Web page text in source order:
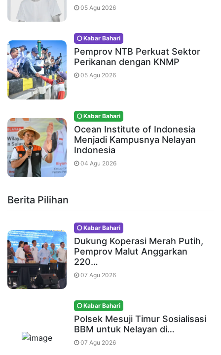
05 Agu 2026
Kabar Bahari
Pemprov NTB Perkuat Sektor
Perikanan dengan KNMP
05 Agu 2026
Kabar Bahari
Ocean Institute of Indonesia
Menjadi Kampusnya Nelayan
Indonesia
04 Agu 2026
Berita Pilihan
Kabar Bahari
Dukung Koperasi Merah Putih,
Pemprov Malut Anggarkan
220…
07 Agu 2026
Kabar Bahari
Polsek Mesuji Timur Sosialisasi
BBM untuk Nelayan di…
07 Agu 2026